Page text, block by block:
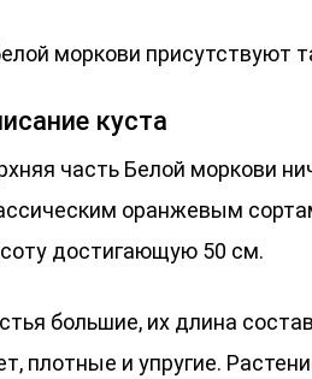
моркови присутствуют
куста
часть Белой моркови
оранжевым
достигающую 50 см.
большие, их длина
плотные и упругие.